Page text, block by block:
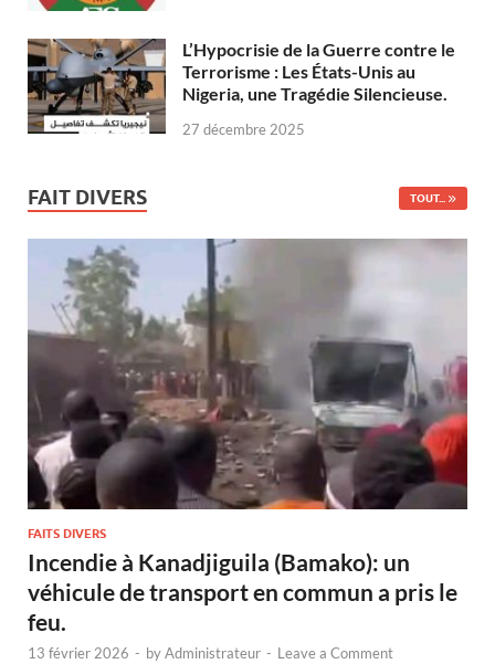
L’Hypocrisie de la Guerre contre le
Terrorisme : Les États-Unis au
Nigeria, une Tragédie Silencieuse.
27 décembre 2025
FAIT DIVERS TOUT...
FAITS DIVERS
Incendie à Kanadjiguila (Bamako): un
véhicule de transport en commun a pris le
feu.
13 février 2026 - byAdministrateur - Leave a Comment